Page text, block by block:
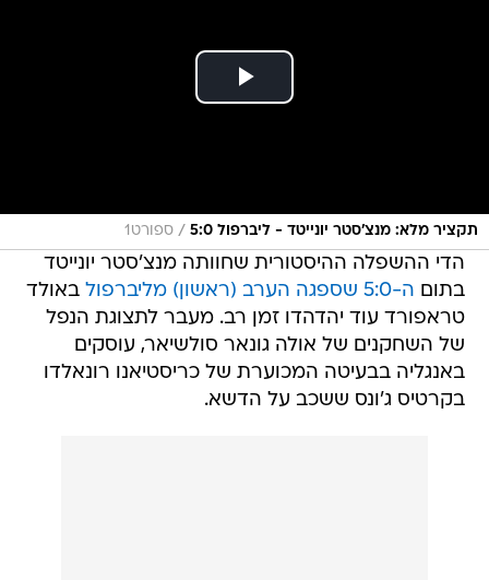
תקציר מלא: מנצ'סטר יונייטד - ליברפול 5:0 / ספורט1
הדי ההשפלה ההיסטורית שחוותה מנצ'סטר יונייטד
בתום ה-5:0 שספגה הערב (ראשון) מליברפול
באולד
טראפורד עוד יהדהדו זמן רב. מעבר לתצוגת הנפל
של השחקנים של אולה גונאר סולשיאר, עוסקים
באנגליה בבעיטה המכוערת של כריסטיאנו רונאלדו
בקרטיס ג'ונס ששכב על הדשא.